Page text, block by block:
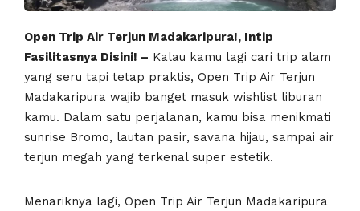
Open Trip Air Terjun Madakaripura!, Intip
Fasilitasnya Disini! – Kalau kamu lagi cari trip alam
yang seru tapi tetap praktis, Open Trip Air Terjun
Madakaripura wajib banget masuk wishlist liburan
kamu. Dalam satu perjalanan, kamu bisa menikmati
sunrise Bromo, lautan pasir, savana hijau, sampai air
terjun megah yang terkenal super estetik.
Menariknya lagi, Open Trip Air Terjun Madakaripura